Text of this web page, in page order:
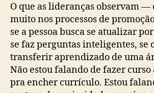
O que as lideranças observam —
muito nos processos de
se a pessoa busca se atualizar
se faz perguntas inteligentes, se
transferir aprendizado de uma
Não estou falando de fazer curso
pra encher currículo. Estou